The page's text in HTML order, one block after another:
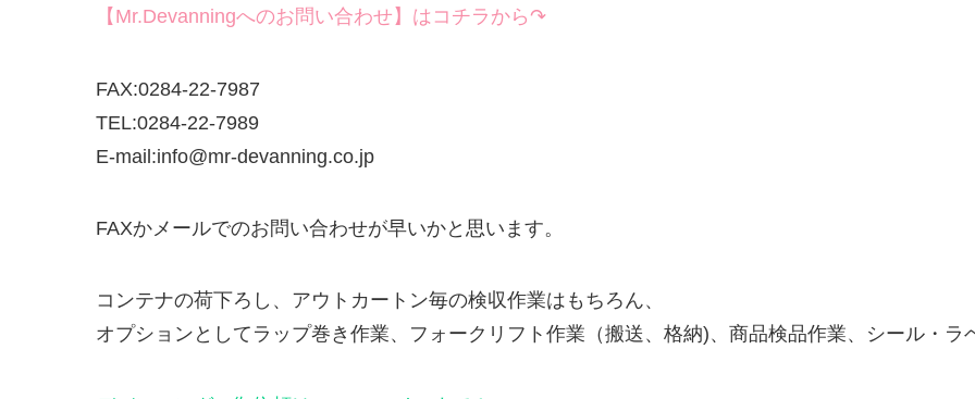
【Mr.Devanningへのお問い合わせ】はコチラから↷
FAX:0284-22-7987
TEL:0284-22-7989
E-mail:info@mr-devanning.co.jp
FAXかメールでのお問い合わせが早いかと思います。
コンテナの荷下ろし、アウトカートン毎の検収作業はもちろん、
オプションとしてラップ巻き作業、フォークリフト作業（搬送、格納)、商品検品作業、シール・ラ